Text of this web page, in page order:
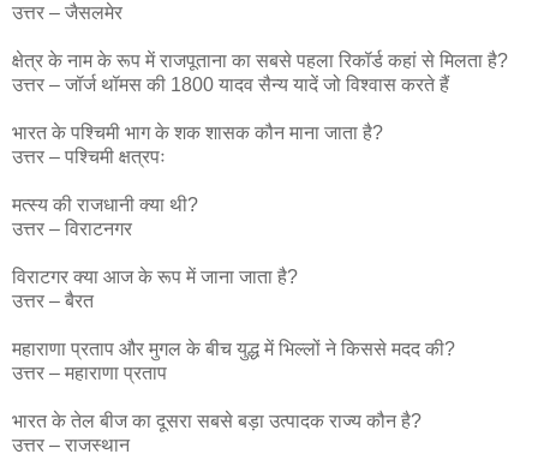
उत्तर – जैसलमेर
क्षेत्र के नाम के रूप में राजपूताना का सबसे पहला रिकॉर्ड कहां से मिलता है?
उत्तर – जॉर्ज थॉमस की 1800 यादव सैन्य यादें जो विश्वास करते हैं
भारत के पश्चिमी भाग के शक शासक कौन माना जाता है?
उत्तर – पश्चिमी क्षत्रपः
मत्स्य की राजधानी क्या थी?
उत्तर – विराटनगर
विराटगर क्या आज के रूप में जाना जाता है?
उत्तर – बैरत
महाराणा प्रताप और मुगल के बीच युद्ध में भिल्लों ने किससे मदद की?
उत्तर – महाराणा प्रताप
भारत के तेल बीज का दूसरा सबसे बड़ा उत्पादक राज्य कौन है?
उत्तर – राजस्थान